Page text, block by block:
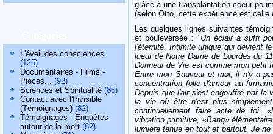
L'éveil des consciences
(125)
Documentaires - Films -
Pièces... (92)
Sciences et Spiritualité (85)
Contact avec l'Invisible
(Témoignages) (82)
Témoignages - Enquêtes
autour de la mort (82)
grâce à une transplantation coeur-
(selon Otto, cette expérience est celle
Les quelques lignes suivantes
et bouleversée : "Un éclair a suffi
l'éternité. Intimité unique qui devient
lueur de Notre Dame de Lourdes du
Donneur de Vie est comme mon petit
Entre mon Sauveur et moi, il n'y a
concentration folle d'amour au
Depuis que l'air s'est engouffré par la
la vie où être n'est plus
continuellement faire acte de foi.
vibration primitive, «Bang»
lumière tenue en tout et partout. Je